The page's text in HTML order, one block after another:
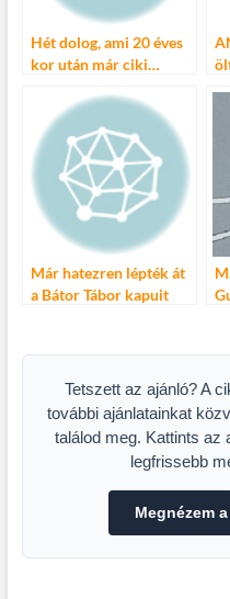
Hét dolog, ami 20 éves
kor után már ciki…
Már hatezren lépték át
a Bátor Tábor kapuit
Tetszett az ajánló? A
további ajánlatainkat
találod meg. Kattints az
legfrissebb
Megnézem